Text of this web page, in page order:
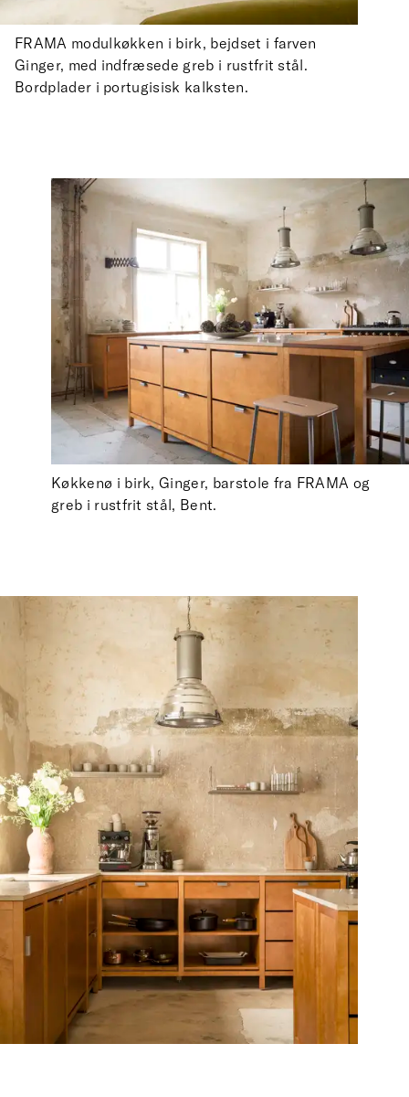
FRAMA modulkøkken i birk, bejdset i farven
Ginger, med indfræsede greb i rustfrit stål.
Bordplader i portugisisk kalksten.
Køkkenø i birk, Ginger, barstole fra FRAMA og
greb i rustfrit stål, Bent.